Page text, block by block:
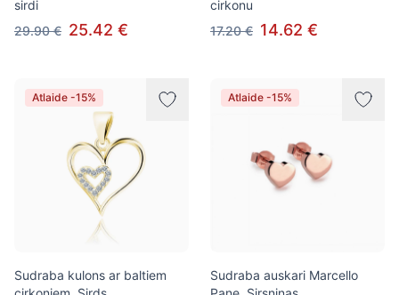
sirdi
29.90 € 25.42 €
cirkonu
17.20 € 14.62 €
Atlaide -15%
Sudraba kulons ar baltiem
Atlaide -15%
Sudraba auskari Marcello